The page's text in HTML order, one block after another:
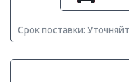
Срок поставки: